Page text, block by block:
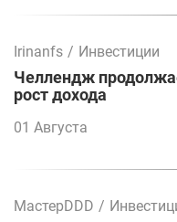
Irinanfs / Инвестиции
Челлендж
рост дохода
01 Августа
МастерDDD /